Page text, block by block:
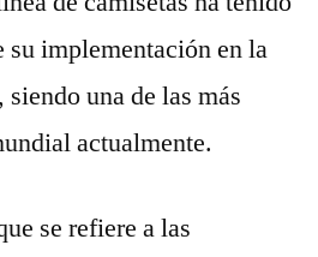
su implementación en la
siendo una de las más
actualmente.
se refiere a las